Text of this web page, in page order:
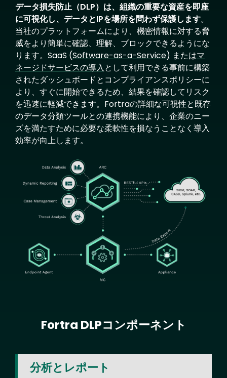
データ損失防止（DLP）は、組織の重要な資産を即座
に可視化し、データとIPを場所を問わず保護します。
当社のプラットフォームにより、機密情報に対する脅
威をより簡単に確認、理解、ブロックできるようにな
ります。SaaS (Software-as-a-Service) またはマ
ネージドサービスの導入として利用できる事前に構築
されたダッシュボードとコンプライアンスポリシーに
より、すぐに開始できるため、結果を確認してリスク
を迅速に軽減できます。Fortraの詳細な可視性と既存
のデータ分類ツールとの連携機能により、企業のニー
ズを満たすために必要な柔軟性を損なうことなく導入
効率が向上します。
Fortra DLPコンポーネント
分析とレポート